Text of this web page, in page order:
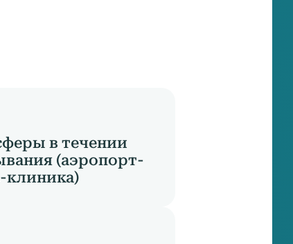
в течении
(аэропорт-
клиника)